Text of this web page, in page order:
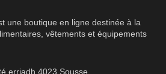
une boutique en ligne destinée à la
vêtements et équipements
erriadh 4023 Sousse